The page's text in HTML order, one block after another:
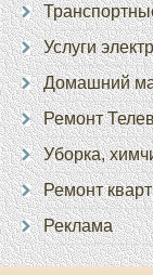
Услуги
Домашний
Ремонт
Уборка,
Ремонт
Реклама